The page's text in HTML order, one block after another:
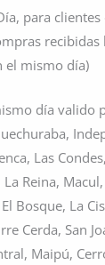
para
el mismo día)
día valido
Las
Reina,
Bosque, La
Cerda, San
Maipú,